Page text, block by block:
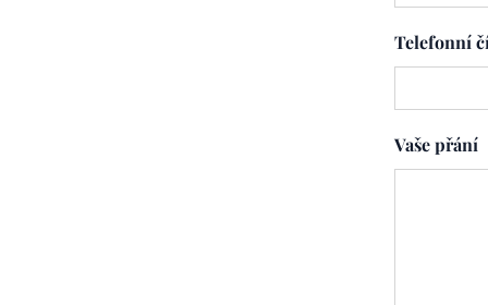
Telefonní
Vaše přání